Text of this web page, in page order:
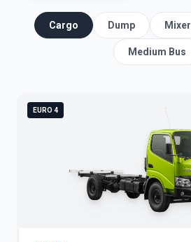
Cargo Dump Mixer
Medium Bus
EURO 4